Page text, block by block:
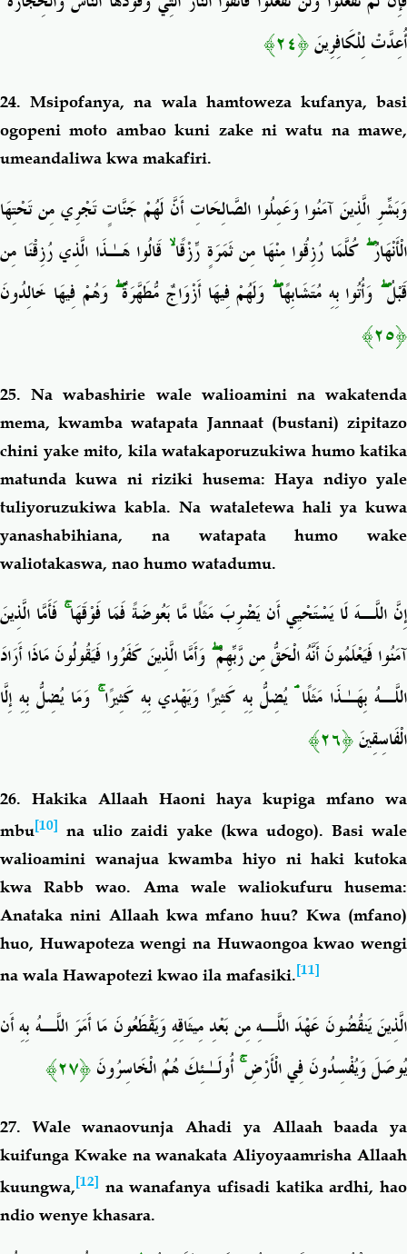
أُعِدَّتْ لِلْكَافِرِينَ﴿٢٤﴾
24.Msipofanya, na wala hamtoweza kufanya, basi
ogopeni moto ambao kuni zake ni watu na mawe,
umeandaliwa kwa makafiri.
وَبَشِّرِ الَّذِينَ آمَنُوا وَعَمِلُوا الصَّالِحَاتِ أَنَّ لَهُمْ جَنَّاتٍ تَجْرِي مِن تَحْتِهَا
الْأَنْهَارُۖ كُلَّمَا رُزِقُوا مِنْهَا مِن ثَمَرَةٍ رِّزْقًاۙ قَالُوا هَـٰذَا الَّذِي رُزِقْنَا مِن
قَبْلُۖ وَأُتُوا بِهِ مُتَشَابِهًاۖ وَلَهُمْ فِيهَا أَزْوَاجٌ مُّطَهَّرَةٌۖ وَهُمْ فِيهَا خَالِدُونَ
﴿٢٥﴾
25. Nawabashirie wale walioamini na wakatenda
mema, kwamba watapata Jannaat (bustani) zipitazo
chini yake mito, kila watakaporuzukiwa humo katika
matunda kuwa ni riziki husema: Haya ndiyo yale
tuliyoruzukiwa kabla. Na wataletewa hali ya kuwa
yanashabihiana, na watapata humo wake
waliotakaswa, nao humo watadumu.
إِنَّ اللَّـهَ لَا يَسْتَحْيِي أَن يَضْرِبَ مَثَلًا مَّا بَعُوضَةً فَمَا فَوْقَهَاۚ فَأَمَّا الَّذِينَ
آمَنُوا فَيَعْلَمُونَ أَنَّهُ الْحَقُّ مِن رَّبِّهِمْۖوَأَمَّا الَّذِينَ كَفَرُوا فَيَقُولُونَ مَاذَا أَرَادَ
اللَّـهُ بِهَـٰذَا مَثَلًاۘيُضِلُّ بِهِ كَثِيرًا وَيَهْدِي بِهِ كَثِيرًاۚ وَمَا يُضِلُّ بِهِ إِلَّا
الْفَاسِقِينَ﴿٢٦﴾
26. Hakika Allaah Haoni haya kupiga mfano wa
mbu[10] na ulio zaidi yake (kwa udogo). Basi wale
walioamini wanajua kwamba hiyo ni haki kutoka
kwa Rabb wao. Ama wale waliokufuru husema:
Anataka nini Allaah kwa mfano huu? Kwa (mfano)
huo, Huwapoteza wengi na Huwaongoa kwao wengi
na wala Hawapotezi kwao ila mafasiki.[11]
الَّذِينَ يَنقُضُونَ عَهْدَ اللَّـهِ مِن بَعْدِ مِيثَاقِهِ وَيَقْطَعُونَ مَا أَمَرَ اللَّـهُ بِهِ أَن
يُوصَلَ وَيُفْسِدُونَ فِي الْأَرْضِۚأُولَـٰئِكَ هُمُ الْخَاسِرُونَ﴿٢٧﴾
27.Wale wanaovunja Ahadi ya Allaah baada ya
kuifunga Kwake na wanakata Aliyoyaamrisha Allaah
kuungwa,[12] na wanafanya ufisadi katika ardhi, hao
ndio wenye khasara.